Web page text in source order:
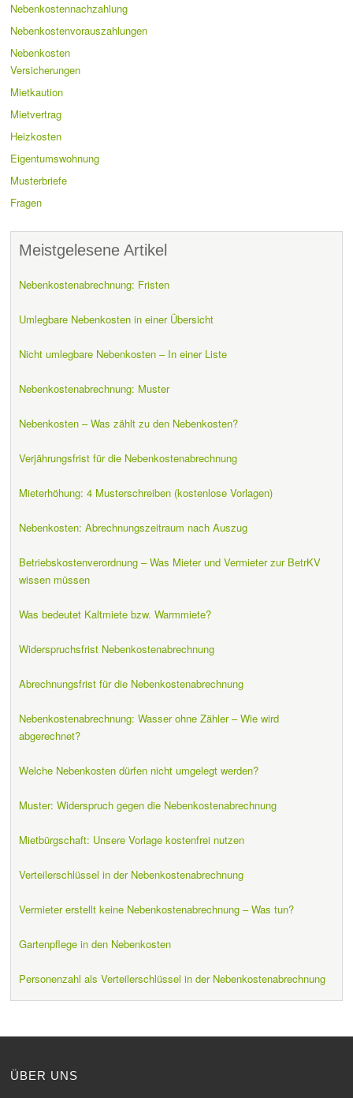
Nebenkostennachzahlung
Nebenkostenvorauszahlungen
Nebenkosten
Versicherungen
Mietkaution
Mietvertrag
Heizkosten
Eigentumswohnung
Musterbriefe
Fragen
Meistgelesene Artikel
Nebenkostenabrechnung: Fristen
Umlegbare Nebenkosten in einer Übersicht
Nicht umlegbare Nebenkosten – In einer Liste
Nebenkostenabrechnung: Muster
Nebenkosten – Was zählt zu den Nebenkosten?
Verjährungsfrist für die Nebenkostenabrechnung
Mieterhöhung: 4 Musterschreiben (kostenlose Vorlagen)
Nebenkosten: Abrechnungszeitraum nach Auszug
Betriebskostenverordnung – Was Mieter und Vermieter zur BetrKV
wissen müssen
Was bedeutet Kaltmiete bzw. Warmmiete?
Widerspruchsfrist Nebenkostenabrechnung
Abrechnungsfrist für die Nebenkostenabrechnung
Nebenkostenabrechnung: Wasser ohne Zähler – Wie wird
abgerechnet?
Welche Nebenkosten dürfen nicht umgelegt werden?
Muster: Widerspruch gegen die Nebenkostenabrechnung
Mietbürgschaft: Unsere Vorlage kostenfrei nutzen
Verteilerschlüssel in der Nebenkostenabrechnung
Vermieter erstellt keine Nebenkostenabrechnung – Was tun?
Gartenpflege in den Nebenkosten
Personenzahl als Verteilerschlüssel in der Nebenkostenabrechnung
ÜBER UNS